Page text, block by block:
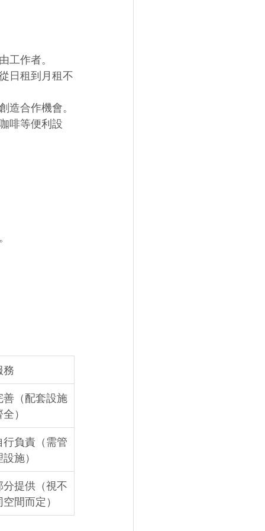
作者。
日租到月租不
造合作機會。
啡等便利設
務
善（配套設施
）
行負責（需管
施）
分提供（視不
間而定）